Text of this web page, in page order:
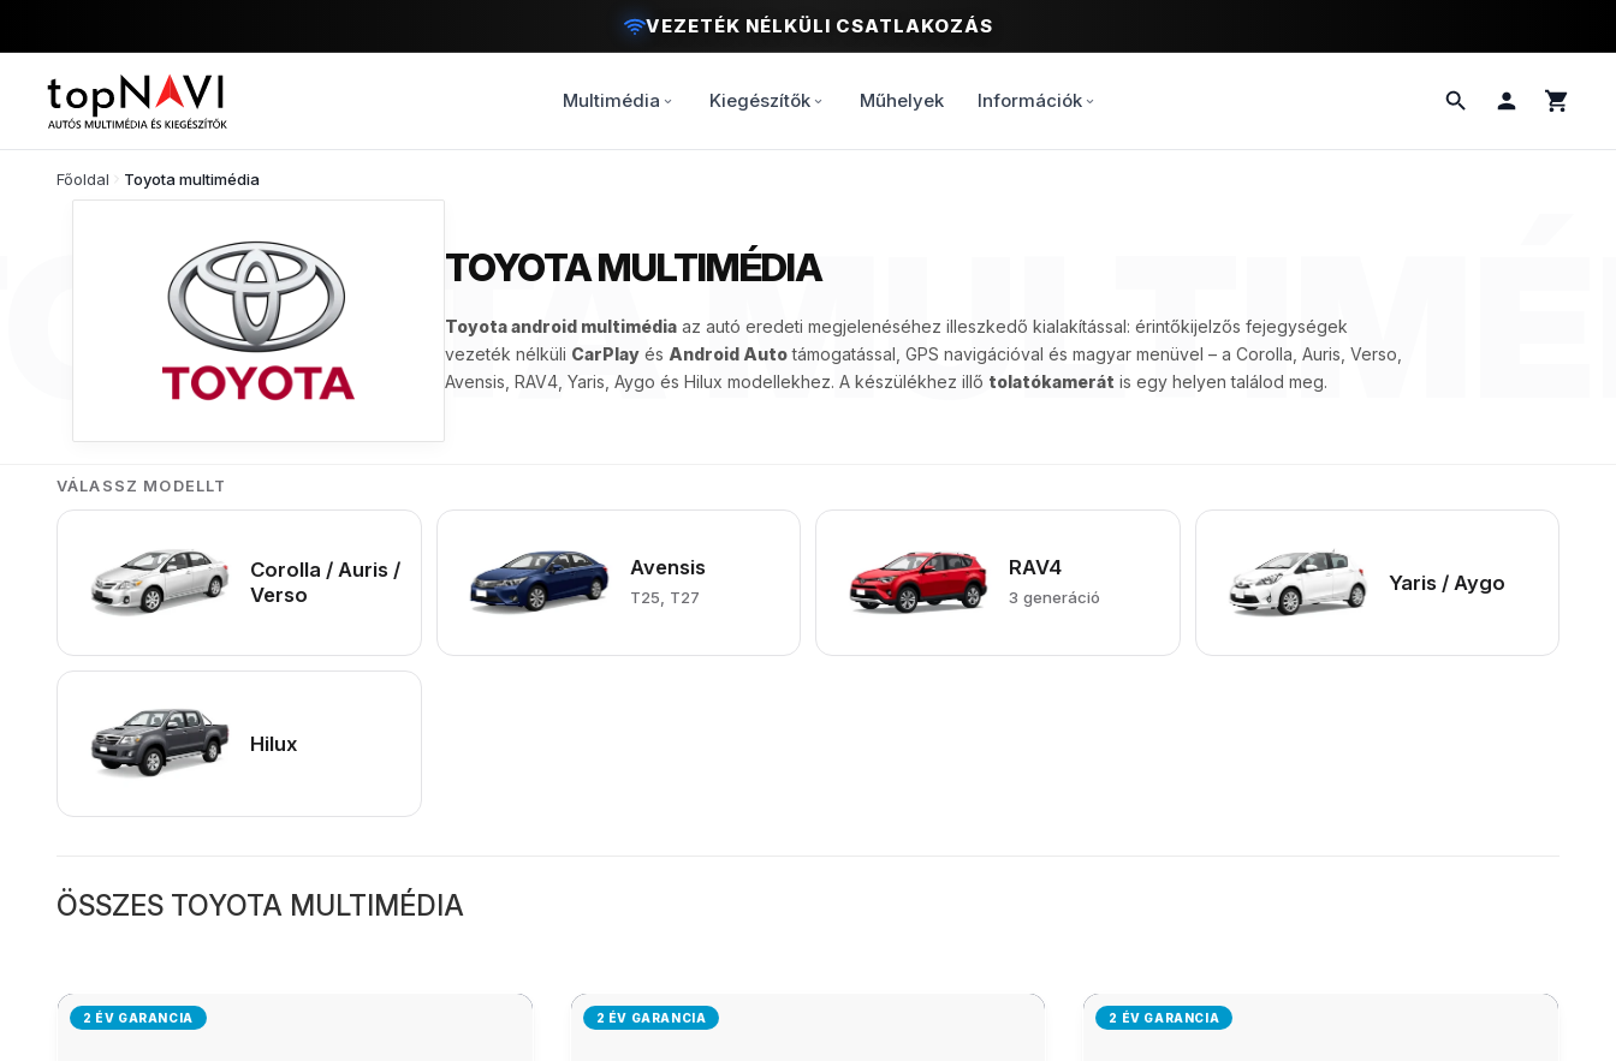
MODERN VEZETÉSI ÉLMÉNY
Multimédia Kiegészítők Műhelyek Információk
Főoldal Toyota multimédia
TOYOTA MULTIMÉDIA
Toyota android multimédia az autó eredeti megjelenéséhez illeszkedő kialakítással: érintőkijelzős fejegységek
vezeték nélküli CarPlay és Android Autotámogatással, GPS navigációval és magyar menüvel – a Corolla, Auris, Verso,
Avensis, RAV4, Yaris, Aygo és Hilux modellekhez. A készülékhez illő tolatókamerát is egy helyen találod meg.
VÁLASSZ MODELLT
Corolla / Auris /
Verso
Avensis
T25, T27
RAV4
3 generáció
Yaris / Aygo
Hilux
ÖSSZES TOYOTA MULTIMÉDIA
2 ÉV GARANCIA 2 ÉV GARANCIA 2 ÉV GARANCIA